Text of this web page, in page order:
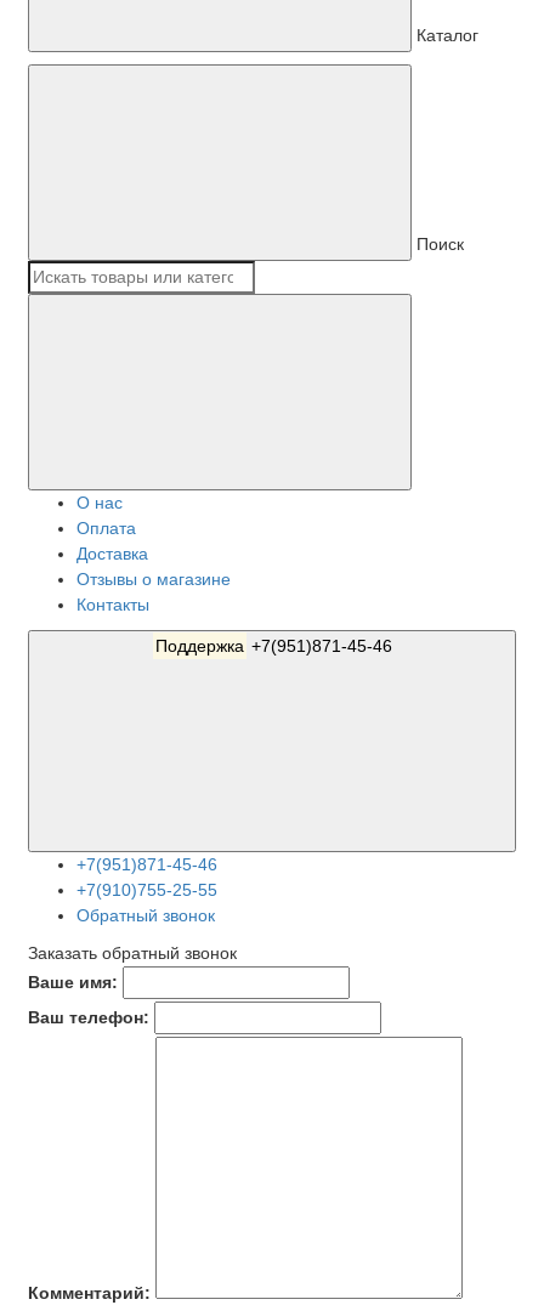
Каталог
Поиск
О нас
Оплата
Доставка
Отзывы о магазине
Контакты
Поддержка +7(951)871-45-46
+7(951)871-45-46
+7(910)755-25-55
Обратный звонок
Заказать обратный звонок
Ваше имя:
Ваш телефон:
Комментарий: